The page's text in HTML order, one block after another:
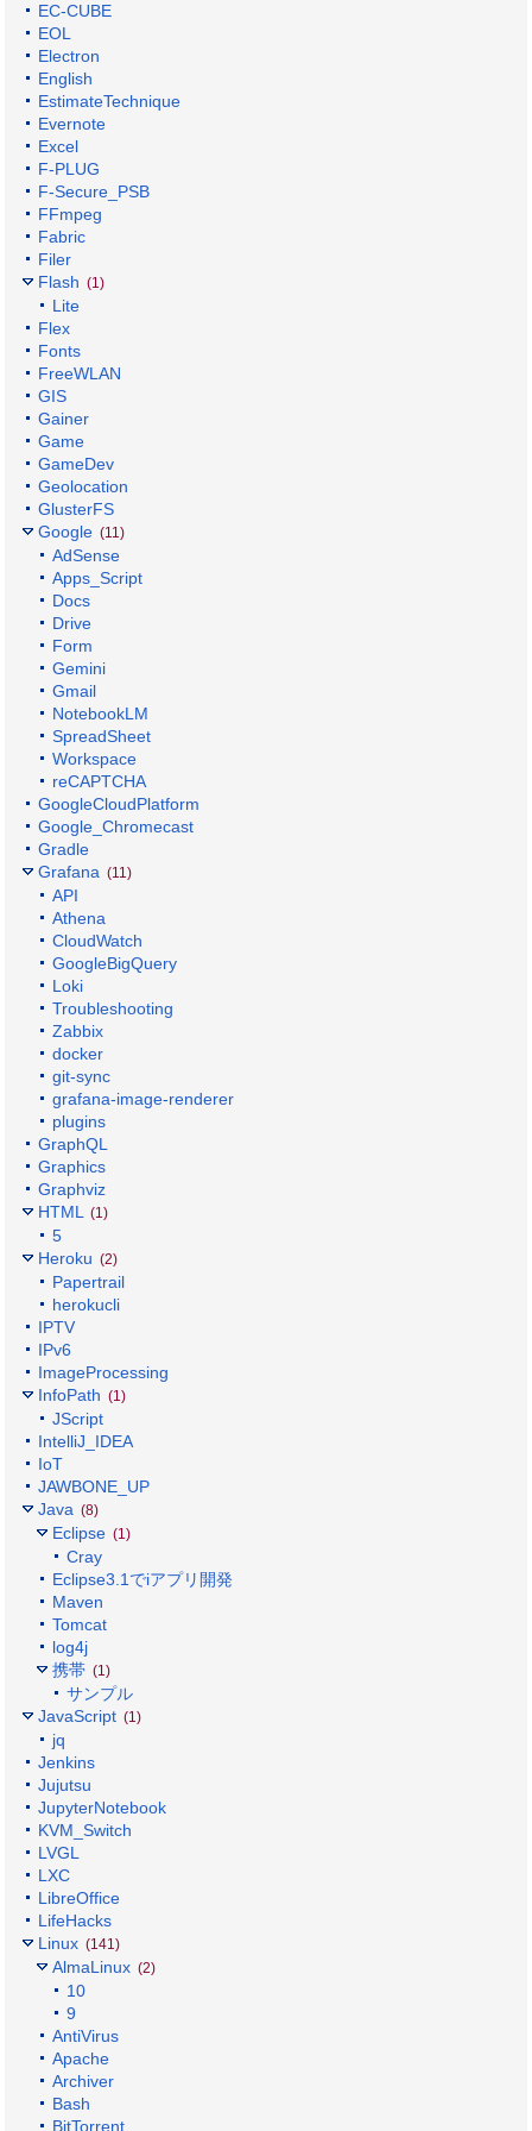
EC-CUBE
EOL
Electron
English
EstimateTechnique
Evernote
Excel
F-PLUG
F-Secure_PSB
FFmpeg
Fabric
Filer
Flash (1)
Lite
Flex
Fonts
FreeWLAN
GIS
Gainer
Game
GameDev
Geolocation
GlusterFS
Google (11)
AdSense
Apps_Script
Docs
Drive
Form
Gemini
Gmail
NotebookLM
SpreadSheet
Workspace
reCAPTCHA
GoogleCloudPlatform
Google_Chromecast
Gradle
Grafana (11)
API
Athena
CloudWatch
GoogleBigQuery
Loki
Troubleshooting
Zabbix
docker
git-sync
grafana-image-renderer
plugins
GraphQL
Graphics
Graphviz
HTML
(1)
5
Heroku (2)
Papertrail
herokucli
IPTV
IPv6
ImageProcessing
InfoPath (1)
JScript
IntelliJ_IDEA
IoT
JAWBONE_UP
Java (8)
Eclipse (1)
Cray
Eclipse3.1でiアプリ開発
Maven
Tomcat
log4j
携帯 (1)
サンプル
JavaScript (1)
jq
Jenkins
Jujutsu
JupyterNotebook
KVM_Switch
LVGL
LXC
LibreOffice
LifeHacks
Linux (141)
AlmaLinux (2)
10
9
AntiVirus
Apache
Archiver
Bash
BitTorrent